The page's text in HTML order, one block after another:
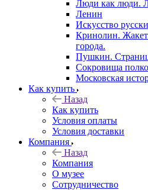
Люди как люди.
Ленин
Искусство
Кринолин.
города.
Пушкин.
Сокровища
Московская
Как купить
Назад
Как купить
Условия оплаты
Условия доставки
Компания
Назад
Компания
О музее
Сотрудничество